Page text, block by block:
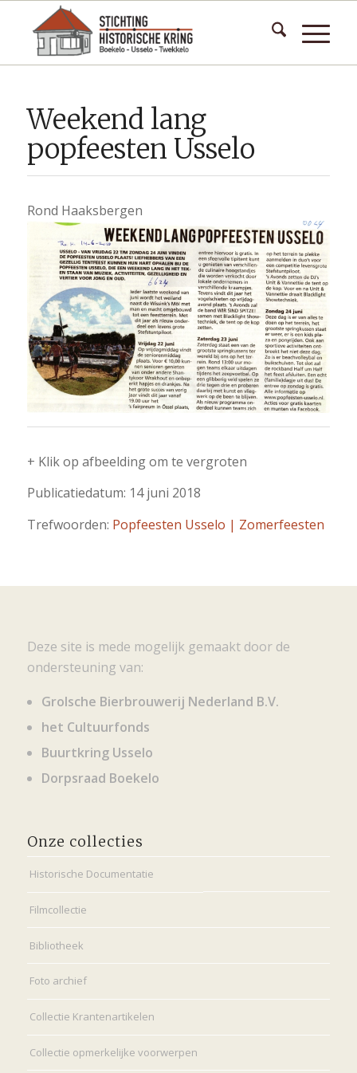
Weekend lang
popfeesten Usselo
Rond Haaksbergen
+ Klik op afbeelding om te vergroten
Publicatiedatum: 14 juni 2018
Trefwoorden: Popfeesten Usselo | Zomerfeesten
Deze site is mede mogelijk gemaakt door de
ondersteuning van:
Grolsche Bierbrouwerij Nederland B.V.
het Cultuurfonds
Buurtkring Usselo
Dorpsraad Boekelo
Onze collecties
Historische Documentatie
Filmcollectie
Bibliotheek
Foto archief
Collectie Krantenartikelen
Collectie opmerkelijke voorwerpen